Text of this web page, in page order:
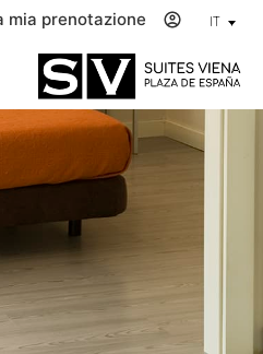
mia prenotazione